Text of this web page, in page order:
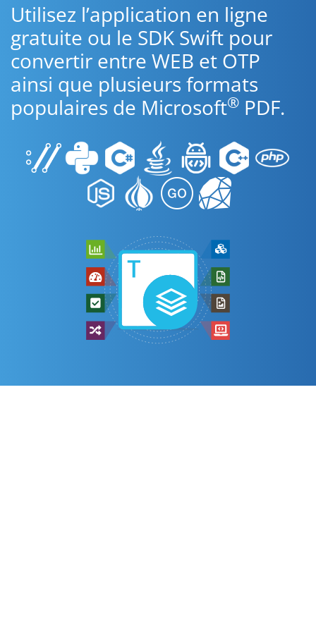
Utilisez l’application en ligne
gratuite ou le SDK Swift pour
convertir entre WEB et OTP
ainsi que plusieurs formats
populaires de Microsoft® PDF.